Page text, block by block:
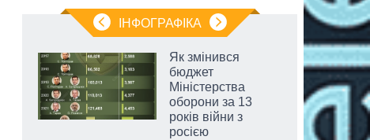
ІНФОГРАФІКА
Як змінився
бюджет
Міністерства
оборони за 13
років війни з
росією